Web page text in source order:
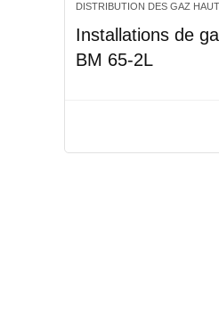
DISTRIBUTION DES GAZ
Installations de
BM 65-2L